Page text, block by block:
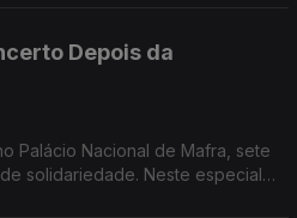
Depois da
Palácio Nacional de Mafra, sete
solidariedade. Neste especial